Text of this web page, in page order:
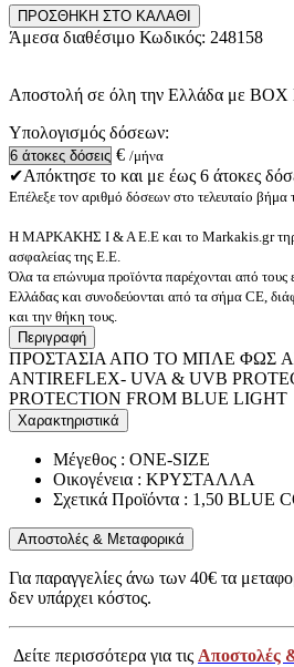
ΠΡΟΣΘΗΚΗ ΣΤΟ ΚΑΛΑΘΙ
Άμεσα διαθέσιμο Κωδικός: 248158
Αποστολή σε όλη την Ελλάδα με
Υπολογισμός δόσεων:
€ /μήνα
✔Απόκτησε το και με έως 6 άτοκες
Επέλεξε τον αριθμό δόσεων στο τελευταίο βήμα
Η ΜΑΡΚΑΚΗΣ Ι & Α Ε.Ε και το Markakis.gr
ασφαλείας της Ε.Ε.
Όλα τα επώνυμα προϊόντα παρέχονται από τους
Ελλάδας και συνοδεύονται από τα σήμα CE,
και την θήκη τους.
Περιγραφή
ΠΡΟΣΤΑΣΙΑ ΑΠΟ ΤΟ ΜΠΛΕ ΦΩΣ
ANTIREFLEX- UVA & UVB
PROTECTION FROM BLUE LIGHT
Χαρακτηριστικά
Μέγεθος : ONE-SIZE
Οικογένεια : ΚΡΥΣΤΑΛΛΑ
Σχετικά Προϊόντα : 1,50 BLUE
Αποστολές & Μεταφορικά
Για παραγγελίες άνω των 40€ τα
δεν υπάρχει κόστος.
Δείτε περισσότερα για τις Αποστολές